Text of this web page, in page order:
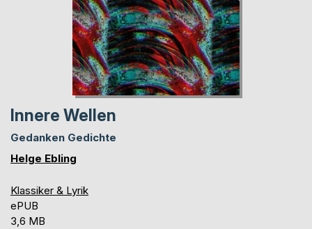
Innere Wellen
Gedanken Gedichte
Helge Ebling
Klassiker & Lyrik
ePUB
3,6 MB